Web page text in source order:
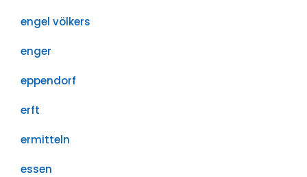
engel völkers
enger
eppendorf
erft
ermitteln
essen